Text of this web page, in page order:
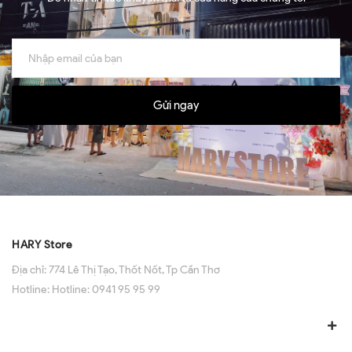
Gửi ngay
HARY Store
Địa chỉ:774 Lê Thị Tạo, Thốt Nốt, Tp Cần Thơ
Hotline: Hotline: 0941 95 95 99